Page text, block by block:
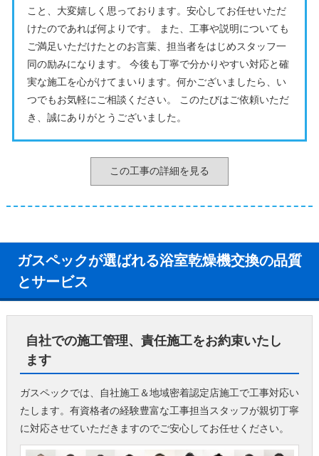
こと、大変嬉しく思っております。安心してお任せいただ
けたのであれば何よりです。 また、工事や説明についても
ご満足いただけたとのお言葉、担当者をはじめスタッフ一
同の励みになります。 今後も丁寧で分かりやすい対応と確
実な施工を心がけてまいります。何かございましたら、い
つでもお気軽にご相談ください。 このたびはご依頼いただ
き、誠にありがとうございました。
この工事の詳細を見る
ガスペックが選ばれる浴室乾燥機交換の品質
とサービス
自社での施工管理、責任施工をお約束いたし
ます
ガスペックでは、自社施工＆地域密着認定店施工で工事対応い
たします。有資格者の経験豊富な工事担当スタッフが親切丁寧
に対応させていただきますのでご安心してお任せください。